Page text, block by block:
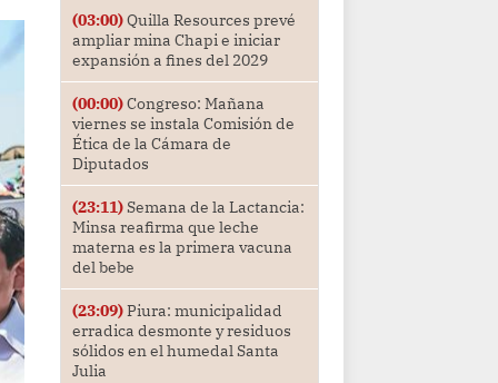
(03:00)Quilla Resources prevé
ampliar mina Chapi e iniciar
expansión a fines del 2029
(00:00)Congreso: Mañana
viernes se instala Comisión de
Ética de la Cámara de
Diputados
(23:11)Semana de la Lactancia:
Minsa reafirma que leche
materna es la primera vacuna
del bebe
(23:09)Piura: municipalidad
erradica desmonte y residuos
sólidos en el humedal Santa
Julia